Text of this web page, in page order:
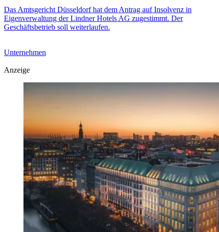
Das Amtsgericht Düsseldorf hat dem Antrag auf Insolvenz in
Eigenverwaltung der Lindner Hotels AG zugestimmt. Der
Geschäftsbetrieb soll weiterlaufen.
Unternehmen
Anzeige